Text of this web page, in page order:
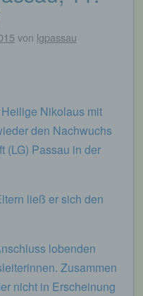
von lgpassau
Nikolaus mit
den Nachwuchs
(LG) Passau in der
ließ er sich den
lobenden
Zusammen
nicht in Erscheinung